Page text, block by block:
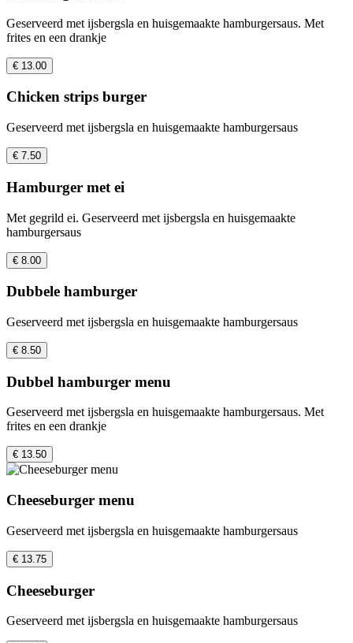
Geserveerd met ijsbergsla en huisgemaakte hamburgersaus. Met
frites en een drankje
€ 13.00
Chicken strips burger
Geserveerd met ijsbergsla en huisgemaakte hamburgersaus
€ 7.50
Hamburger met ei
Met gegrild ei. Geserveerd met ijsbergsla en huisgemaakte
hamburgersaus
€ 8.00
Dubbele hamburger
Geserveerd met ijsbergsla en huisgemaakte hamburgersaus
€ 8.50
Dubbel hamburger menu
Geserveerd met ijsbergsla en huisgemaakte hamburgersaus. Met
frites en een drankje
€ 13.50
Cheeseburger menu
Geserveerd met ijsbergsla en huisgemaakte hamburgersaus
€ 13.75
Cheeseburger
Geserveerd met ijsbergsla en huisgemaakte hamburgersaus